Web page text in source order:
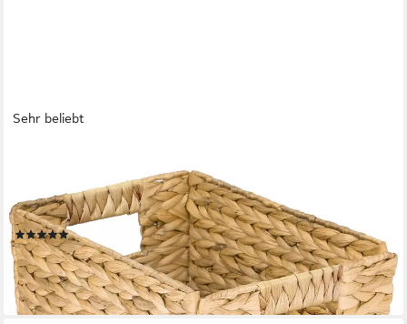
Sehr beliebt
Aufbewahrungskorb Aufbewahrungskorb Wasserhyazinthe,
Korb mit Griffen zur Aufbewahrung (1 St), für Badezimmer
Küche und Wohnbereich, Größe M, 32 x 23 x 20 cm, Natur
(47)
ab 12,99 € UVP29,99 €
-57%
lieferbar - in 2-3 Werktagen bei dir